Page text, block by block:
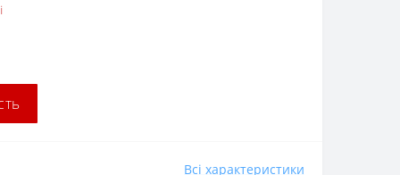
Всі характеристики